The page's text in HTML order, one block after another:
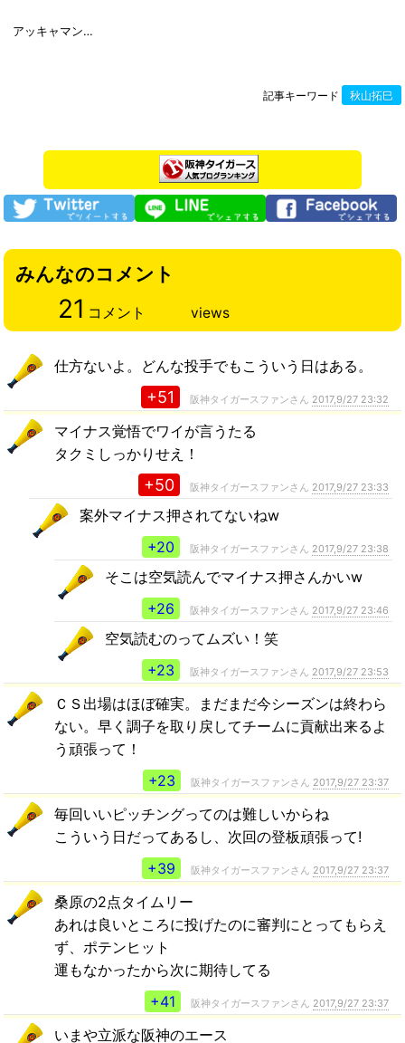
アッキャマン…
記事キーワード 秋山拓巳
みんなのコメント
21 コメント views
仕方ないよ。どんな投手でもこういう日はある。
+51 阪神タイガースファンさん 2017,9/27 23:32
マイナス覚悟でワイが言うたる
タクミしっかりせえ！
+50 阪神タイガースファンさん 2017,9/27 23:33
案外マイナス押されてないねw
+20
阪神タイガースファンさん 2017,9/27 23:38
そこは空気読んでマイナス押さんかいw
+26
阪神タイガースファンさん 2017,9/27 23:46
空気読むのってムズい！笑
+23
阪神タイガースファンさん 2017,9/27 23:53
ＣＳ出場はほぼ確実。まだまだ今シーズンは終わら
ない。早く調子を取り戻してチームに貢献出来るよ
う頑張って！
+23
阪神タイガースファンさん 2017,9/27 23:37
毎回いいピッチングってのは難しいからね
こういう日だってあるし、次回の登板頑張って!
+39
阪神タイガースファンさん 2017,9/27 23:37
桑原の2点タイムリー
あれは良いところに投げたのに審判にとってもらえ
ず、ポテンヒット
運もなかったから次に期待してる
+41
阪神タイガースファンさん 2017,9/27 23:37
いまや立派な阪神のエース